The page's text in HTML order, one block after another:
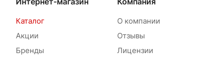
Каталог
Акции
Бренды
О компании
Отзывы
Лицензии